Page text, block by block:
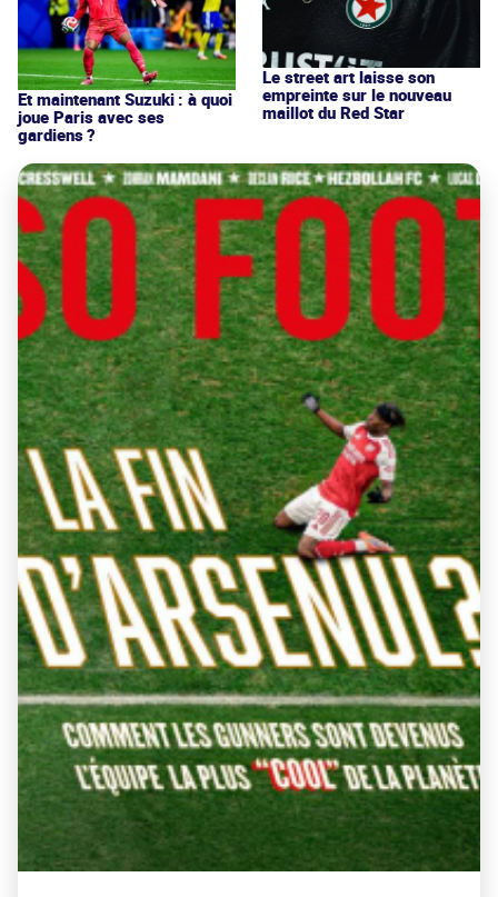
Et maintenant Suzuki : à quoi
joue Paris avec ses
gardiens ?
Le street art laisse son
empreinte sur le nouveau
maillot du Red Star